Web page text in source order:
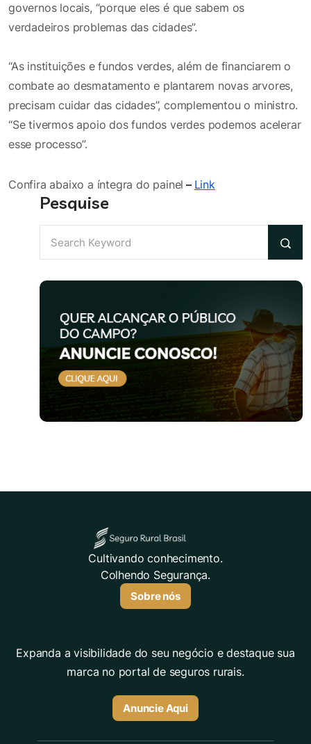
governos locais, “porque eles é que sabem os
verdadeiros problemas das cidades”.
“As instituições e fundos verdes, além de financiarem o
combate ao desmatamento e plantarem novas arvores,
precisam cuidar das cidades”, complementou o ministro.
“Se tivermos apoio dos fundos verdes podemos acelerar
esse processo”.
Confira abaixo a íntegra do painel – Link
Pesquise
Cultivando conhecimento.
Colhendo Segurança.
Sobre nós
Expanda a visibilidade do seu negócio e destaque sua
marca no portal de seguros rurais.
Anuncie Aqui